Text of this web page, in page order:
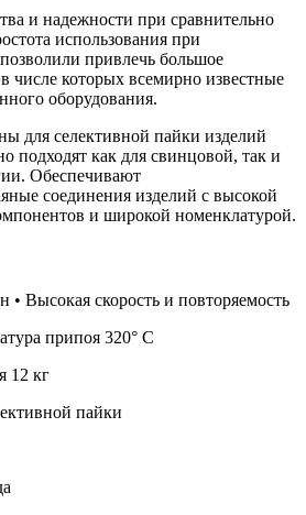
и надежности при сравнительно
использования при
привлечь большое
в числе которых всемирно известные
оборудования.
для селективной пайки изделий
подходят как для свинцовой, так и
Обеспечивают
соединения изделий с высокой
и широкой номенклатурой.
• Высокая скорость и повторяемость
припоя 320° С
12 кг
пайки